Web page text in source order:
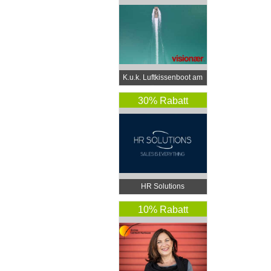
K.u.k. Luftkissenboot am
Wörthersee
30% Rabatt
HR Solutions
10% Rabatt